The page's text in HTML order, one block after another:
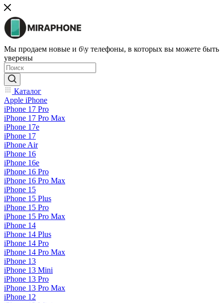
Мы продаем новые и б\у телефоны, в которых вы можете быть
уверены
Каталог
Apple iPhone
iPhone 17 Pro
iPhone 17 Pro Max
iPhone 17e
iPhone 17
iPhone Air
iPhone 16
iPhone 16e
iPhone 16 Pro
iPhone 16 Pro Max
iPhone 15
iPhone 15 Plus
iPhone 15 Pro
iPhone 15 Pro Max
iPhone 14
iPhone 14 Plus
iPhone 14 Pro
iPhone 14 Pro Max
iPhone 13
iPhone 13 Mini
iPhone 13 Pro
iPhone 13 Pro Max
iPhone 12